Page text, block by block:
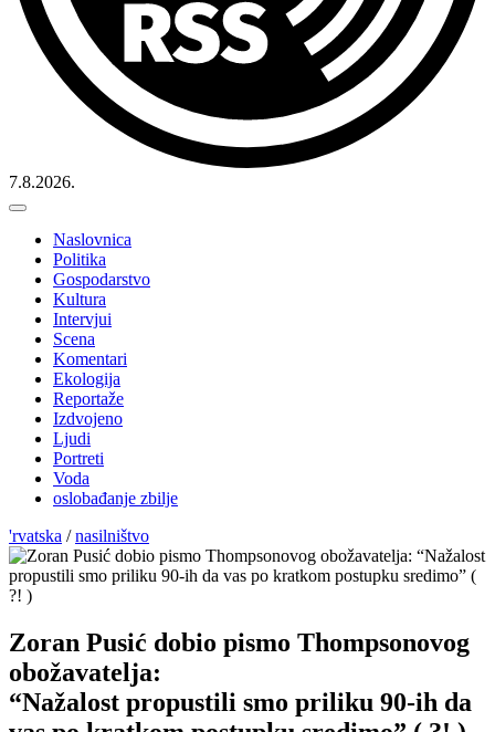
7.8.2026.
Naslovnica
Politika
Gospodarstvo
Kultura
Intervjui
Scena
Komentari
Ekologija
Reportaže
Izdvojeno
Ljudi
Portreti
Voda
oslobađanje zbilje
'rvatska /nasilništvo
Zoran Pusić dobio pismo Thompsonovog
obožavatelja:
“Nažalost propustili smo priliku 90-ih da